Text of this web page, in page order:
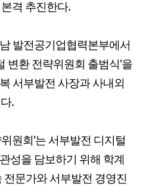
격 추진한다.
발전공기업협력본부에서
변환 전략위원회 출범식'을
서부발전 사장과 사내외
.
원회'는 서부발전 디지털
성을 담보하기 위해 학계
문가와 서부발전 경영진